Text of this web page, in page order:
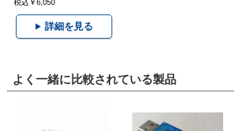
税込￥6,050
詳細を見る
よく一緒に比較されている製品